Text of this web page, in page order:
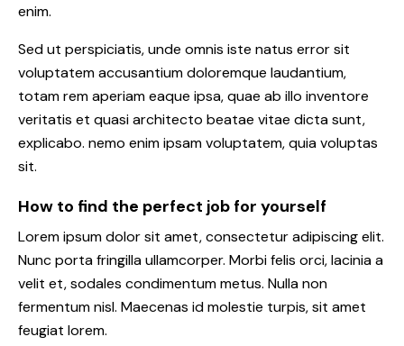
enim.
Sed ut perspiciatis, unde omnis iste natus error sit
voluptatem accusantium doloremque laudantium,
totam rem aperiam eaque ipsa, quae ab illo inventore
veritatis et quasi architecto beatae vitae dicta sunt,
explicabo. nemo enim ipsam voluptatem, quia voluptas
sit.
How to find the perfect job for yourself
Lorem ipsum dolor sit amet, consectetur adipiscing elit.
Nunc porta fringilla ullamcorper. Morbi felis orci, lacinia a
velit et, sodales condimentum metus. Nulla non
fermentum nisl. Maecenas id molestie turpis, sit amet
feugiat lorem.